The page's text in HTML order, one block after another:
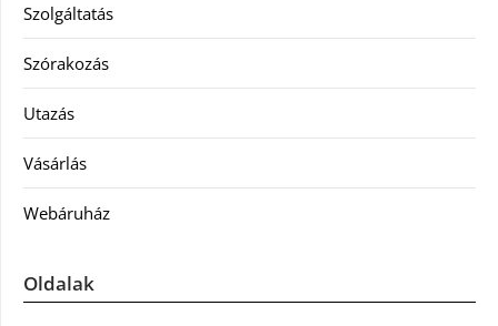
Szolgáltatás
Szórakozás
Utazás
Vásárlás
Webáruház
Oldalak